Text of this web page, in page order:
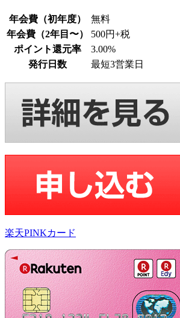
年会費（初年度）
無料
年会費（2年目〜）
500円+税
ポイント還元率
3.00%
発行日数
最短3営業日
楽天PINKカード